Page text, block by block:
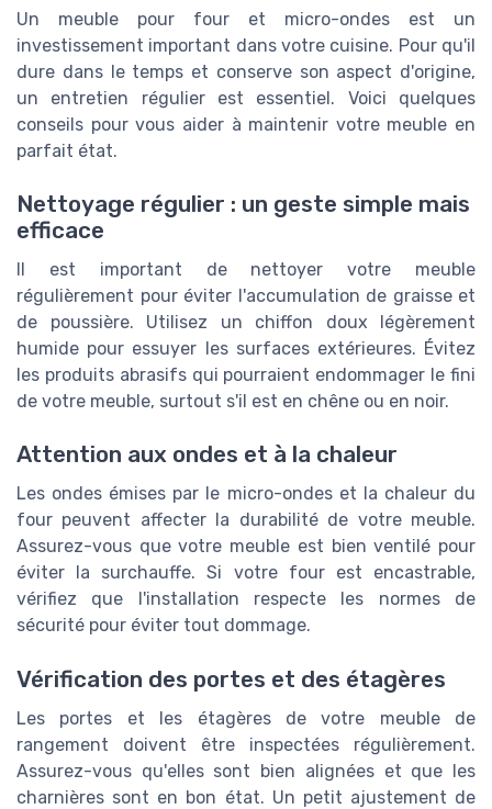
Un meuble pour four et micro-ondes est un
investissement important dans votre cuisine. Pour qu'il
dure dans le temps et conserve son aspect d'origine,
un entretien régulier est essentiel. Voici quelques
conseils pour vous aider à maintenir votre meuble en
parfait état.
Nettoyage régulier : un geste simple mais
efficace
Il est important de nettoyer votre meuble
régulièrement pour éviter l'accumulation de graisse et
de poussière. Utilisez un chiffon doux légèrement
humide pour essuyer les surfaces extérieures. Évitez
les produits abrasifs qui pourraient endommager le fini
de votre meuble, surtout s'il est en chêne ou en noir.
Attention aux ondes et à la chaleur
Les ondes émises par le micro-ondes et la chaleur du
four peuvent affecter la durabilité de votre meuble.
Assurez-vous que votre meuble est bien ventilé pour
éviter la surchauffe. Si votre four est encastrable,
vérifiez que l'installation respecte les normes de
sécurité pour éviter tout dommage.
Vérification des portes et des étagères
Les portes et les étagères de votre meuble de
rangement doivent être inspectées régulièrement.
Assurez-vous qu'elles sont bien alignées et que les
charnières sont en bon état. Un petit ajustement de